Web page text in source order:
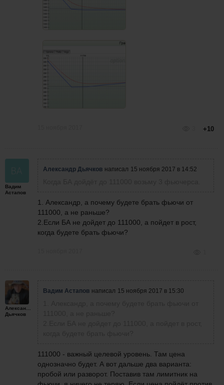
+10
Вадим
Астапов
Александр Дьячков написал 15 ноября 2017 в 14:52
1. Александр, а почему будете брать фьючи от
111000, а не раньше?
2.Если БА не дойдет до 111000, а пойдет в рост,
когда будете брать фьючи?
Александр
Дьячков
Вадим Астапов написал 15 ноября 2017 в 15:30
111000 - важный целевой уровень. Там цена
однозначно будет. А вот дальше два варианта:
пробой или разворот. Поставив там лимитник на